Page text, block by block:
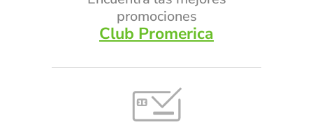
promociones
Club Promerica